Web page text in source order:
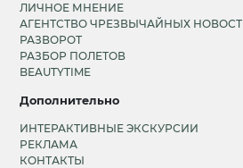
ЛИЧНОЕ МНЕНИЕ
АГЕНТСТВО ЧРЕЗВЫЧАЙНЫХ
РАЗВОРОТ
РАЗБОР ПОЛЕТОВ
BEAUTYTIME
Дополнительно
ИНТЕРАКТИВНЫЕ ЭКСКУРСИИ
РЕКЛАМА
КОНТАКТЫ